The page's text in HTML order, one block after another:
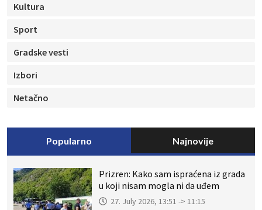
Kultura
Sport
Gradske vesti
Izbori
Netačno
Popularno Najnovije
Prizren: Kako sam ispraćena iz grada
u koji nisam mogla ni da uđem
27. July 2026, 13:51 -> 11:15